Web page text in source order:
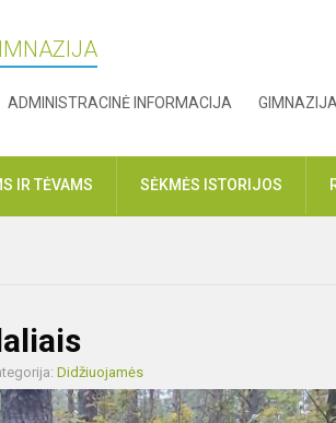
ADMINISTRACINĖ INFORMACIJA GIMNAZIJA
IR TĖVAMS SĖKMĖS ISTORIJOS
Didžiuojamės